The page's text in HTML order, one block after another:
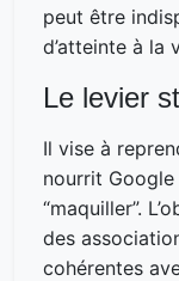
peut être
d’atteinte à la
Le levier
Il vise à
nourrit Google
“maquiller”.
des
cohérentes